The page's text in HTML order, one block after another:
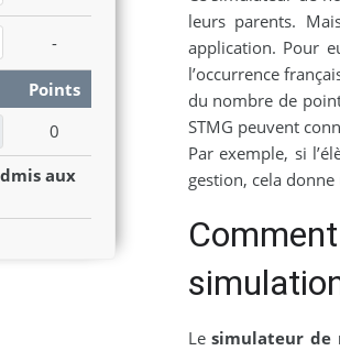
-
Points
0
aux
leurs parents.
application. Pour
l’occurrence
du nombre de
STMG peuvent
Par exemple, si
gestion, cela
Lesimulateur de